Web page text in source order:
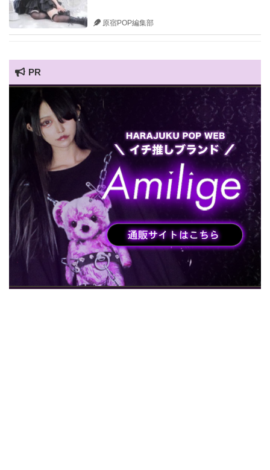
原宿POP編集部
PR
HARAJUKU POP TV